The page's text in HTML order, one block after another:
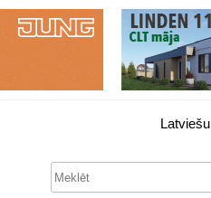
Latviešu